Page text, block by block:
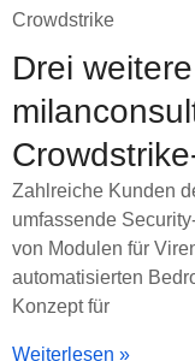
Crowdstrike
Drei
Zahlreiche Kunden
umfassende
von Modulen für
automatisierten
Konzept für
Weiterlesen »